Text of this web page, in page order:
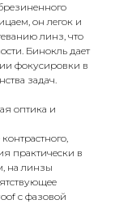
он легок и
линз, что
Бинокль дает
фокусировки в
задач.
оптика и
практически в
на линзы
с фазовой